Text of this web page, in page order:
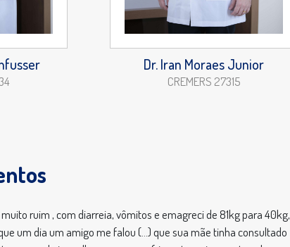
Dr. Iran Moraes Junior
CREMERS 27315
ruim , com diarreia, vômitos e emagreci de 81kg para 40kg,
um dia um amigo me falou (...) que sua mãe tinha consultado